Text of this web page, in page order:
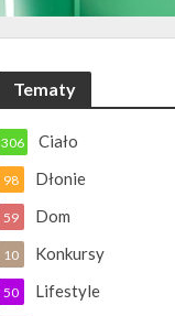
Tematy
Ciało
306
Dłonie
98
Dom
59
Konkursy
10
Lifestyle
50